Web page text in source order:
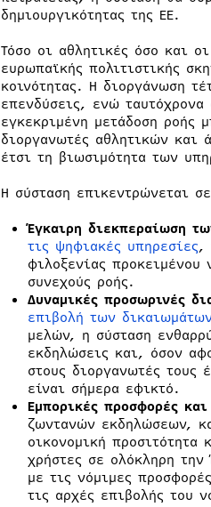
δημιουργικότητας της ΕΕ.
Τόσο οι αθλητικές όσο και
ευρωπαϊκής πολιτιστικής
κοινότητας. Η διοργάνωση
επενδύσεις, ενώ
εγκεκριμένη μετάδοση ροής
διοργανωτές αθλητικών και
έτσι τη βιωσιμότητα των
Η σύσταση επικεντρώνεται
Έγκαιρη διεκπεραίωση
τις ψηφιακές υπηρεσίες,
φιλοξενίας
συνεχούς ροής.
Δυναμικές προσωρινές
επιβολή των
μελών, η σύσταση
εκδηλώσεις και, όσον
στους διοργανωτές
είναι σήμερα εφικτό.
Εμπορικές προσφορές
ζωντανών εκδηλώσεων,
οικονομική
χρήστες σε ολόκληρη
με τις νόμιμες
τις αρχές επιβολής του